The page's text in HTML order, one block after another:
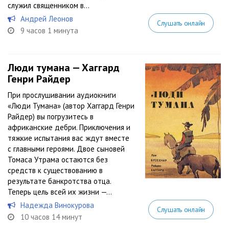
служил священником в...
Андрей Леонов
9 часов 1 минута
Слушать онлайн
Люди тумана — Хаггард
Генри Райдер
При прослушивании аудиокниги
«Люди Тумана» (автор Хаггард Генри
Райдер) вы погрузитесь в
африканские дебри. Приключения и
тяжкие испытания вас ждут вместе
с главными героями. Двое сыновей
Томаса Утрама остаются без
средств к существованию в
результате банкротства отца.
Теперь цель всей их жизни —...
Надежда Винокурова
10 часов 14 минут
Слушать онлайн